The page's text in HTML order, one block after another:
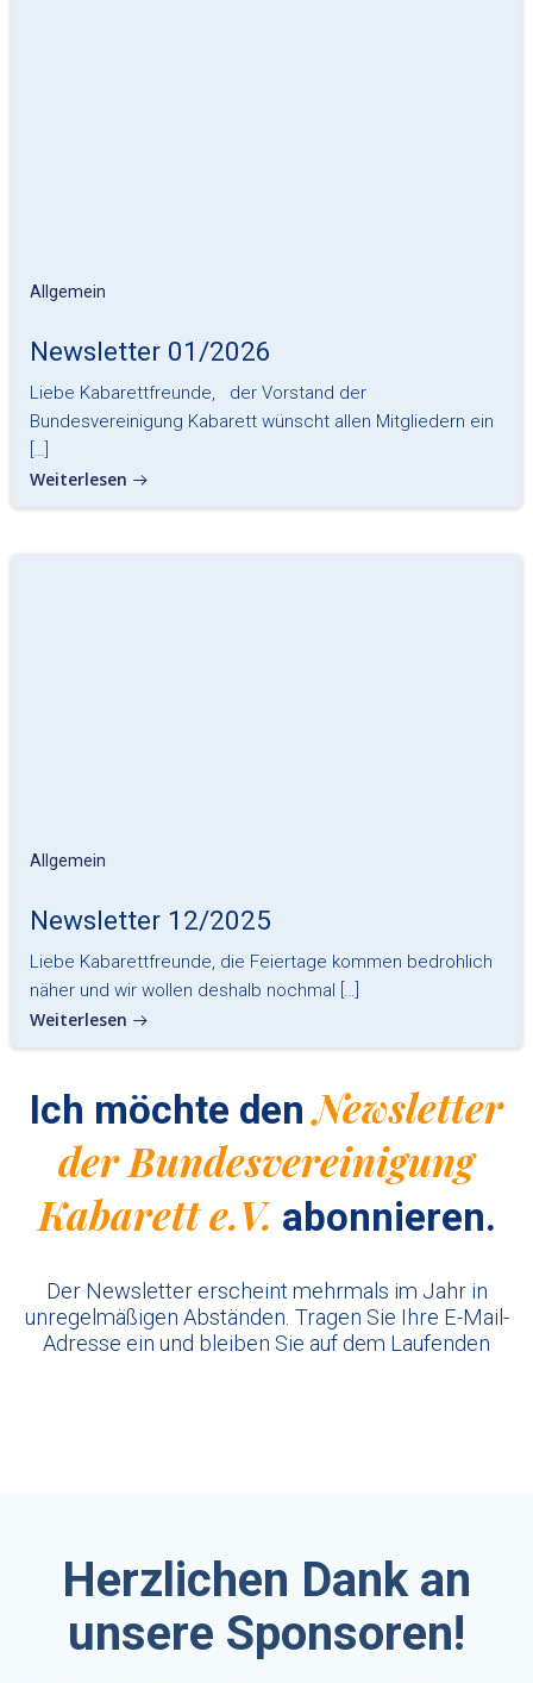
Allgemein
Newsletter 01/2026
Liebe Kabarettfreunde, der Vorstand der
Bundesvereinigung Kabarett wünscht allen Mitgliedern ein
[…]
Weiterlesen
Allgemein
Newsletter 12/2025
Liebe Kabarettfreunde, die Feiertage kommen bedrohlich
näher und wir wollen deshalb nochmal […]
Weiterlesen
Ich möchte denNewsletter
der Bundesvereinigung
Kabarett e.V. abonnieren.
Der Newsletter erscheint mehrmals im Jahr in
unregelmäßigen Abständen. Tragen Sie Ihre E-Mail-
Adresse ein und bleiben Sie auf dem Laufenden
Herzlichen Dank an
unsere Sponsoren!